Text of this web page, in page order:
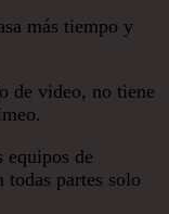
más tiempo y
de video, no tiene
equipos de
todas partes solo